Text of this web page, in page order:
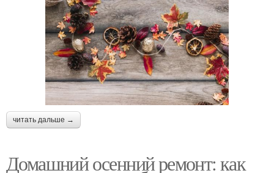
читать дальше →
Домашний осенний ремонт: как